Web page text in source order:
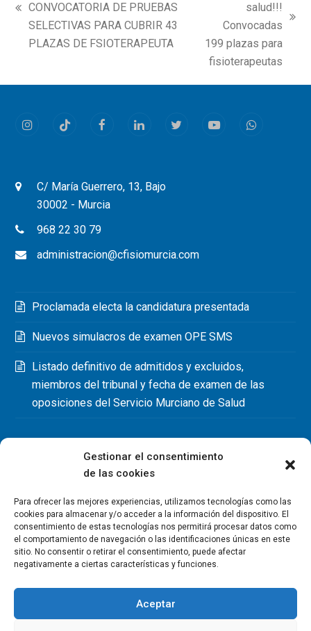
Gestionar el consentimiento
de las cookies
Para ofrecer las mejores experiencias, utilizamos tecnologías como las
cookies para almacenar y/o acceder a la información del dispositivo. El
consentimiento de estas tecnologías nos permitirá procesar datos como
el comportamiento de navegación o las identificaciones únicas en este
sitio. No consentir o retirar el consentimiento, puede afectar
negativamente a ciertas características y funciones.
Aceptar
previous
post:
CONVOCATORIA DE PRUEBAS
SELECTIVAS PARA CUBRIR 43
PLAZAS DE FSIOTERAPEUTA
post:
salud!!!
Convocadas
199 plazas para
fisioterapeutas
InstagramTiktok FacebookLinkedInTwitterYoutubeWhatsapp
C/ María Guerrero, 13, Bajo
30002 - Murcia
968 22 30 79
administracion@cfisiomurcia.com
Proclamada electa la candidatura presentada
Nuevos simulacros de examen OPE SMS
Listado definitivo de admitidos y excluidos,
miembros del tribunal y fecha de examen de las
oposiciones del Servicio Murciano de Salud